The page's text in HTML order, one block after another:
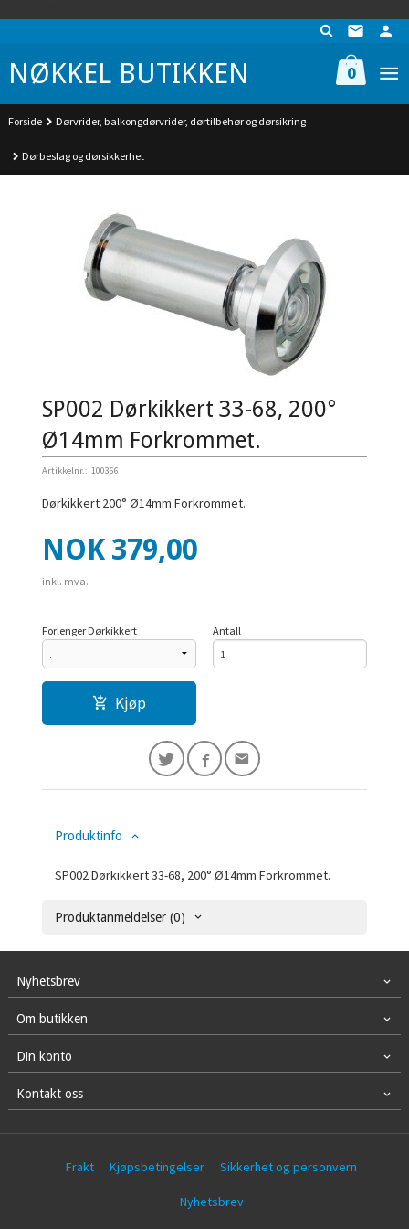
NØKKEL BUTIKKEN 0
Forside Dørvrider, balkongdørvrider, dørtilbehør og dørsikring
Dørbeslag og dørsikkerhet
SP002 Dørkikkert 33-68, 200°
Ø14mm Forkrommet.
Artikkelnr.: 100366
Dørkikkert 200° Ø14mm Forkrommet.
Pris
NOK 379,00
inkl. mva.
Forlenger Dørkikkert Antall
Kjøp
Produktinfo
SP002 Dørkikkert 33-68, 200° Ø14mm Forkrommet.
Produktanmeldelser (0)
Nyhetsbrev
Om butikken
Din konto
Kontakt oss
Frakt Kjøpsbetingelser Sikkerhet og personvern
Nyhetsbrev